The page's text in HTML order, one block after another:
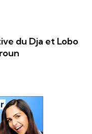
du Dja et Lobo